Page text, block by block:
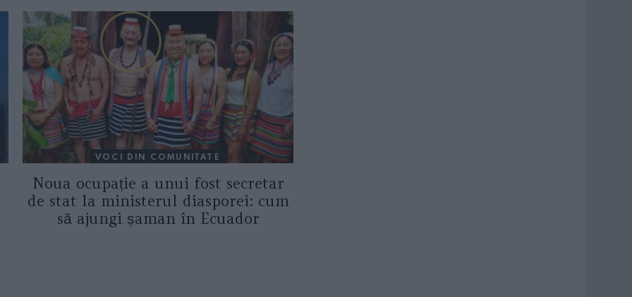
VOCI DIN COMUNITATE
Noua ocupație a unui fost secretar
de stat la ministerul diasporei: cum
să ajungi șaman în Ecuador